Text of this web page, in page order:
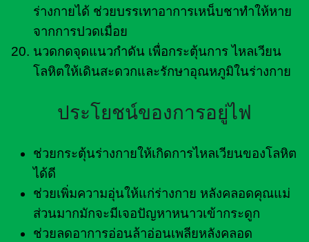
ร่างกายได้ ช่วยบรรเทาอาการเหน็บชาทำให้หาย
จากการปวดเมื่อย
นวดกดจุดแนวกำดัน เพื่อกระตุ้นการ ไหลเวียน
โลหิตให้เดินสะดวกและรักษาอุณหภูมิในร่างกาย
ประโยชน์ของการอยู่ไฟ
ช่วยกระตุ้นร่างกายให้เกิดการไหลเวียนของโลหิต
ได้ดี
ช่วยเพิ่มความอุ่นให้แก่ร่างกาย หลังคลอดคุณแม่
ส่วนมากมักจะมีเจอปัญหาหนาวเข้ากระดูก
ช่วยลดอาการอ่อนล้าอ่อนเพลียหลังคลอด